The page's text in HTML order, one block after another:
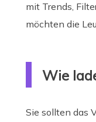
mit Trends,
möchten die
Wie
Sie sollten das